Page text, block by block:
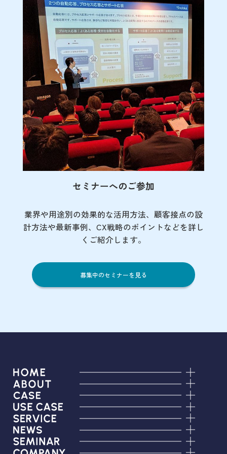
セミナーへのご参加
業界や用途別の効果的な活用方法、顧客接点の設
計方法や最新事例、CX戦略のポイントなどを詳し
くご紹介します。
募集中のセミナーを見る